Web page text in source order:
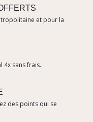
et pour la
4x sans frais..
des points qui se